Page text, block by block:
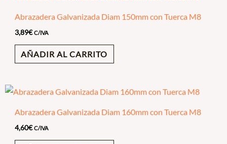
Abrazadera Galvanizada Diam 150mm con Tuerca M8
3,89€ C/IVA
AÑADIR AL CARRITO
Abrazadera Galvanizada Diam 160mm con Tuerca M8
4,60€ C/IVA